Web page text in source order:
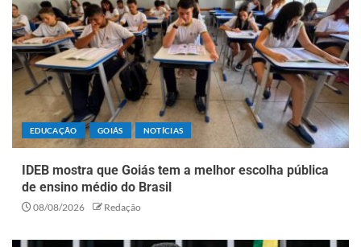
EDUCAÇÃO GOIÁS NOTÍCIAS
IDEB mostra que Goiás tem a melhor escolha pública
de ensino médio do Brasil
08/08/2026 Redação